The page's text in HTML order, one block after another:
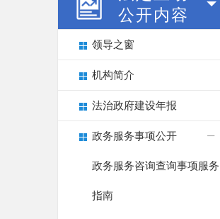
公开内容
领导之窗
机构简介
法治政府建设年报
政务服务事项公开
政务服务咨询查询事项服务
指南